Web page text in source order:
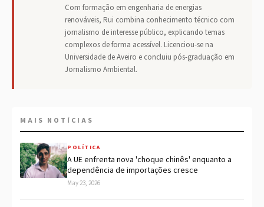
Com formação em engenharia de energias
renováveis, Rui combina conhecimento técnico com
jornalismo de interesse público, explicando temas
complexos de forma acessível. Licenciou-se na
Universidade de Aveiro e concluiu pós-graduação em
Jornalismo Ambiental.
MAIS NOTÍCIAS
POLÍTICA
A UE enfrenta nova 'choque chinês' enquanto a
dependência de importações cresce
May 23, 2026